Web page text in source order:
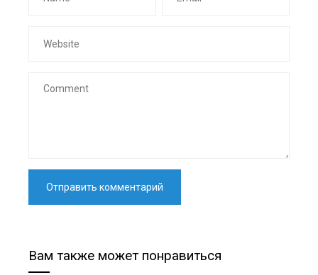
Вам также может понравиться